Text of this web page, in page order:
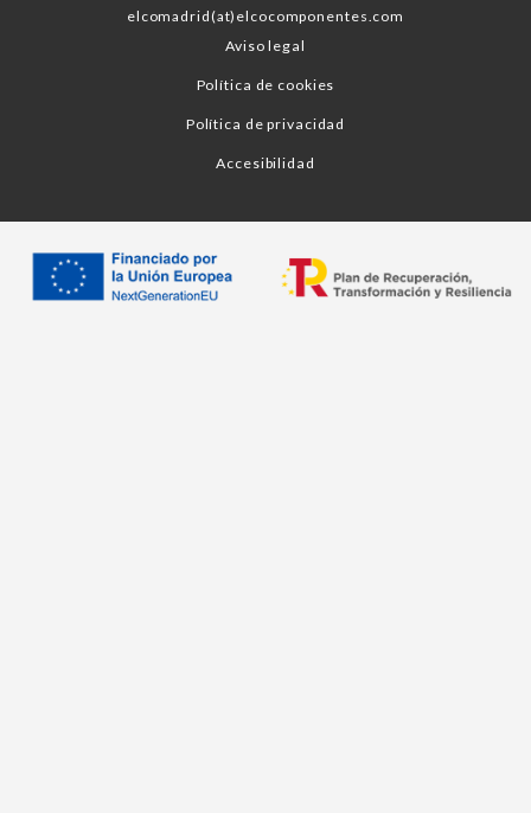
elcomadrid(at)elcocomponentes.com
Aviso legal
Política de cookies
Política de privacidad
Accesibilidad